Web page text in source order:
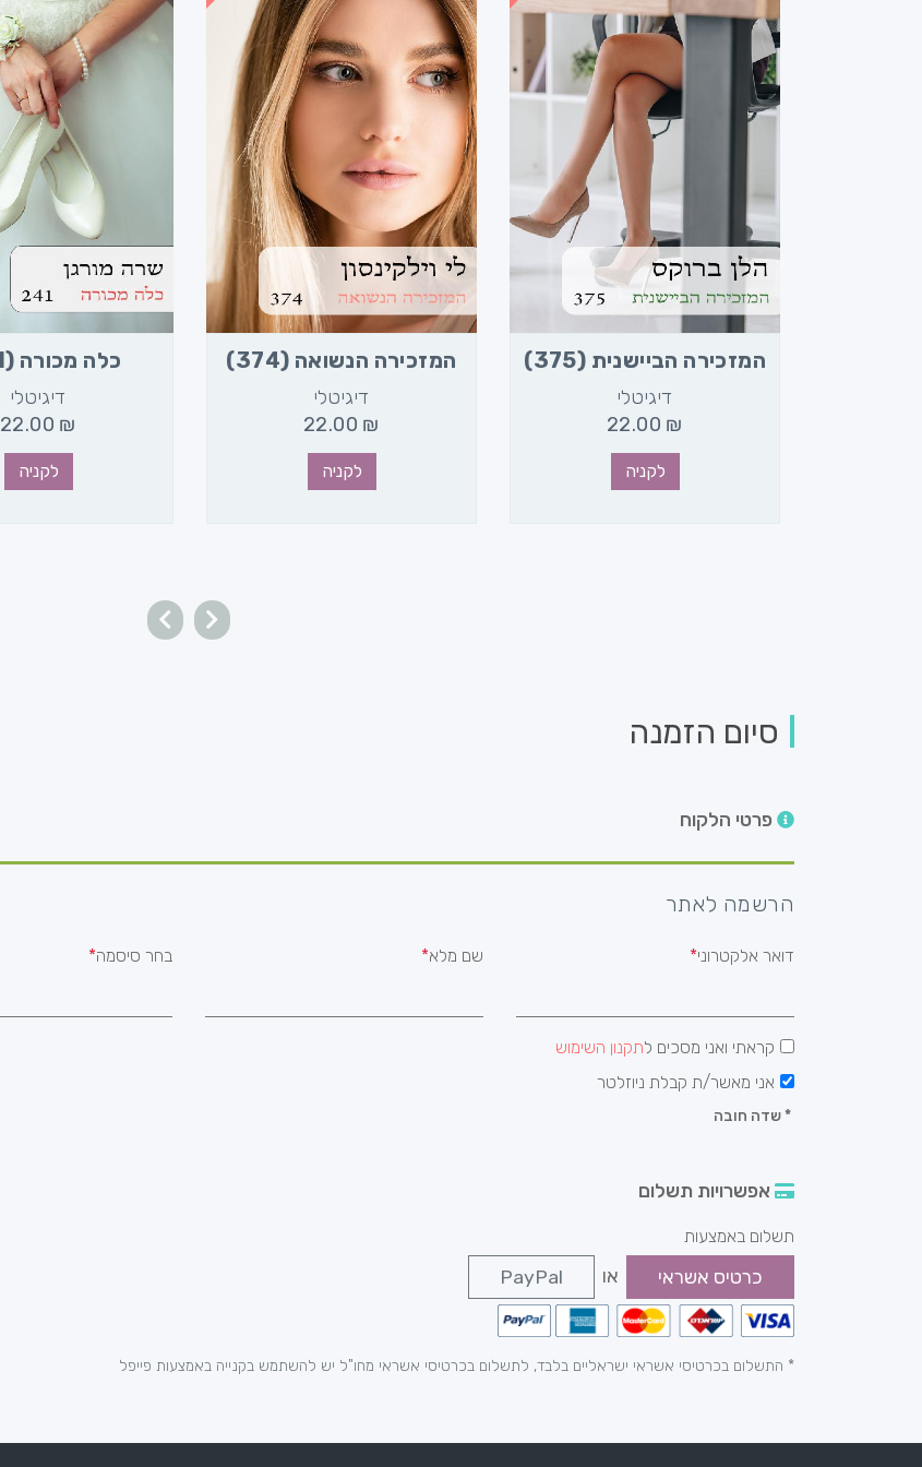
כלה מכורה (241)
דיגיטלי
22.00 ₪
לקניה
המזכירה הנשואה (374)
דיגיטלי
22.00 ₪
לקניה
המזכירה הביישנית (375)
דיגיטלי
22.00 ₪
לקניה
סיום הזמנה
פרטי הלקוח
הרשמה לאתר
דואר אלקטרוני שם מלא בחר סיסמה
קראתי ואני מסכים לתקנון השימוש
אני מאשר/ת קבלת ניוזלטר
*שדה חובה
אפשרויות תשלום
תשלום באמצעות
כרטיס אשראי או PayPal
* התשלום בכרטיסי אשראי ישראליים בלבד, לתשלום בכרטיסי אשראי מחו"ל יש להשתמש בקנייה באמצעות פייפל